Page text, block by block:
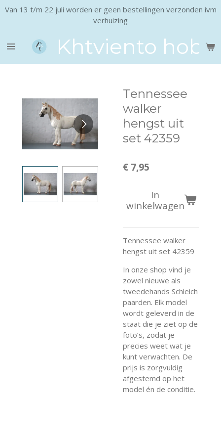
Ga
de
hoofdinhoud
Khtviento
Van 13 t/m 22 juli worden er geen bestellingen verzonden ivm
verhuizing
Tennessee
walker
hengst uit
set 42359
€ 7,95
In
winkelwagen
Tennessee walker
hengst uit set 42359
In onze shop vind je
zowel nieuwe als
tweedehands Schleich
paarden. Elk model
wordt geleverd in de
staat die je ziet op de
foto’s, zodat je
precies weet wat je
kunt verwachten. De
prijs is zorgvuldig
afgestemd op het
model én de conditie.